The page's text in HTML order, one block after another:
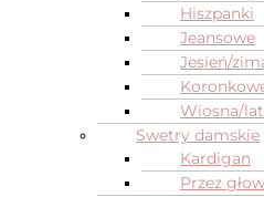
Hiszpanki
Jeansowe
Jesień/
Wiosna/
Swetry damskie
Kardigan
Przez